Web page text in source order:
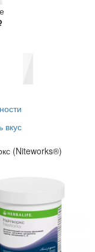
вкус
(Niteworks®)